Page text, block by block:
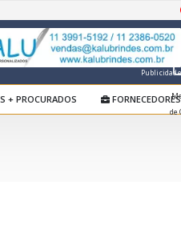
Publicidade
de
+ PROCURADOS